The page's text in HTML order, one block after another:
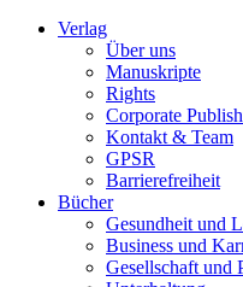
Verlag
Über uns
Manuskripte
Rights
Corporate
Kontakt & Team
GPSR
Barrierefreiheit
Bücher
Gesundheit und
Business und
Gesellschaft und